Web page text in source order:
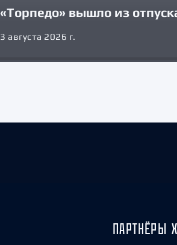
«Торпедо» вышло из
3 августа 2026 г.
ПАРТНЁРЫ